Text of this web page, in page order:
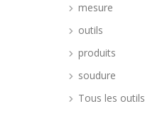
mesure
outils
produits
soudure
Tous les outils